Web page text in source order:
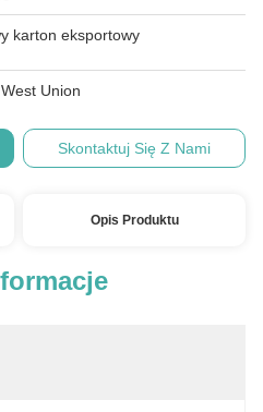
karton eksportowy
Union
Skontaktuj Się Z Nami
Opis Produktu